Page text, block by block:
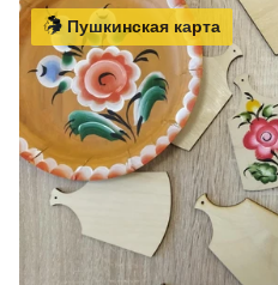
Пушкинская карта